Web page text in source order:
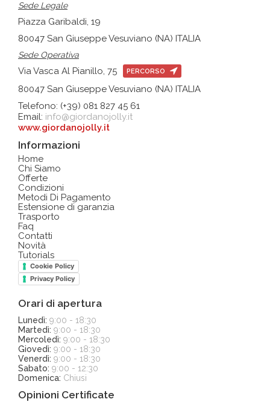
Sede Legale
Piazza Garibaldi, 19
80047 San Giuseppe Vesuviano (NA) ITALIA
Sede Operativa
Via Vasca Al Pianillo, 75 PERCORSO
80047 San Giuseppe Vesuviano (NA) ITALIA
Telefono: (+39) 081 827 45 61
Email: info@giordanojolly.it
www.giordanojolly.it
Informazioni
Home
Chi Siamo
Offerte
Condizioni
Metodi Di Pagamento
Estensione di garanzia
Trasporto
Faq
Contatti
Novità
Tutorials
Cookie Policy
Privacy Policy
Orari di apertura
Lunedì: 9:00 - 18:30
Martedì: 9:00 - 18:30
Mercoledì: 9:00 - 18:30
Giovedì: 9:00 - 18:30
Venerdì: 9:00 - 18:30
Sabato: 9:00 - 12:30
Domenica: Chiusi
Opinioni Certificate